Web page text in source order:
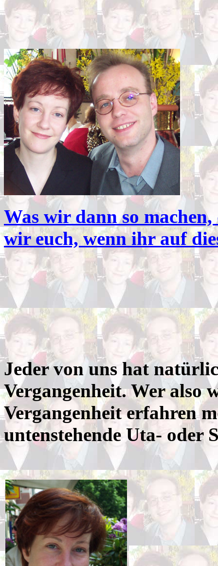
Was wir dann so
wir euch, wenn ihr auf
Jeder von uns hat
Vergangenheit. Wer also
Vergangenheit erfahren
untenstehende Uta- oder